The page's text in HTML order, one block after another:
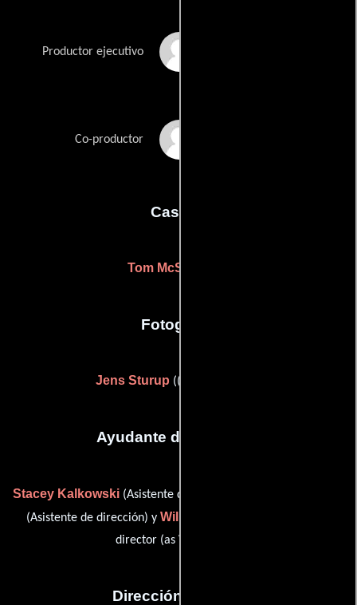
Productor ejecutivo
Co-productor
Casting
Tom McSweeney
Fotografia
Jens Sturup ((as Jens Stürup))
Ayudante de dirección
Stacey Kalkowski(Asistente de dirección),
(Asistente de dirección) y William L. Nagle
director (as W.L. Nagle))
Dirección artística